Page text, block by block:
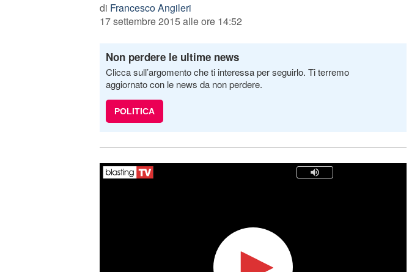
di Francesco Angileri
17 settembre 2015 alle ore 14:52
Non perdere le ultime news
Clicca sull’argomento che ti interessa per seguirlo. Ti terremo
aggiornato con le news da non perdere.
POLITICA